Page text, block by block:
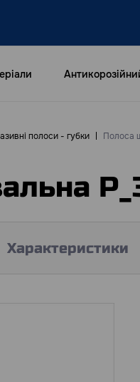
полоси - губки Полоса
Характеристики